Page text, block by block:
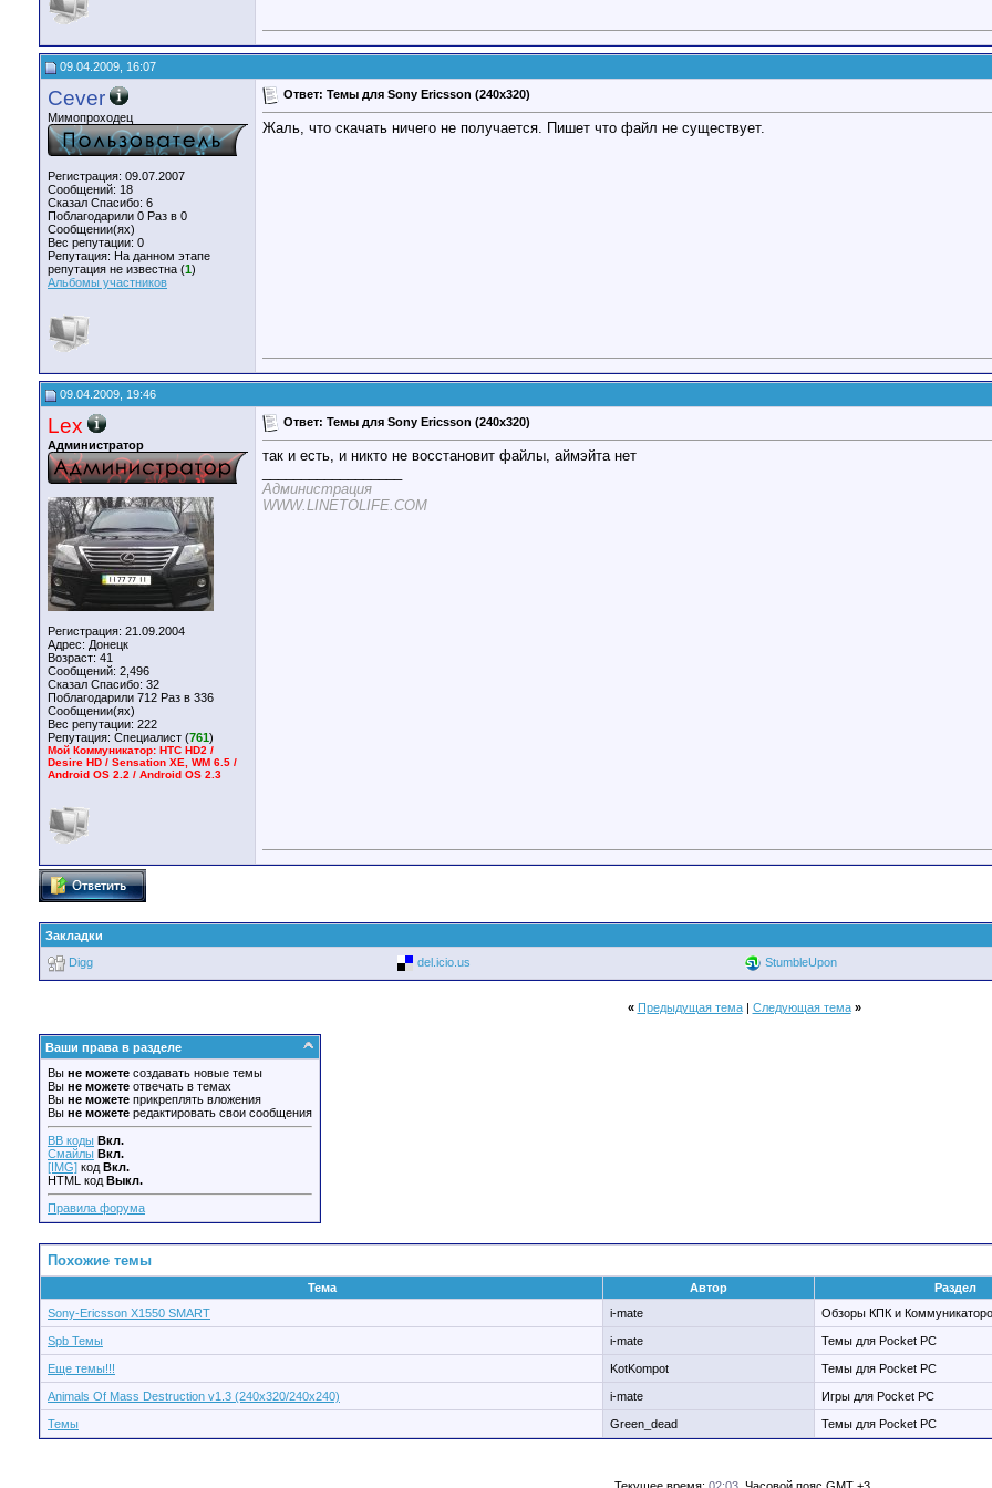
09.04.2009, 16:07
Cever
Мимопроходец
Регистрация: 09.07.2007
Сообщений: 18
Сказал Спасибо: 6
Поблагодарили 0 Раз в 0
Сообщении(ях)
Вес репутации: 0
Репутация: На данном этапе
репутация не известна (1)
Альбомы участников
Ответ: Темы для Sony Ericsson (240x320)
Жаль, что скачать ничего не получается. Пишет что файл не существует.
09.04.2009, 19:46
Lex
Администратор
Регистрация: 21.09.2004
Адрес: Донецк
Возраст: 41
Сообщений: 2,496
Сказал Спасибо: 32
Поблагодарили 712 Раз в 336
Сообщении(ях)
Вес репутации: 222
Репутация: Специалист (761)
Мой Коммуникатор: HTC HD2 /
Desire HD / Sensation XE, WM 6.5 /
Android OS 2.2 / Android OS 2.3
Ответ: Темы для Sony Ericsson (240x320)
так и есть, и никто не восстановит файлы, аймэйта нет
Администрация
WWW.LINETOLIFE.COM
Закладки
Digg
del.icio.us StumbleUpon
« Предыдущая тема| Следующая тема »
Ваши права в разделе
Вы не можете создавать новые темы
Вы не можете отвечать в темах
Вы не можете прикреплять вложения
Вы не можете редактировать свои сообщения
BB коды Вкл.
Смайлы Вкл.
[IMG] код Вкл.
HTML код Выкл.
Правила форума
Похожие темы
Тема Автор
Раздел
Sony-Ericsson X1550 SMART
i-mate Обзоры КПК и
Spb Темы i-mate Темы для Pocket PC
Еще темы!!! KotKompot Темы для Pocket PC
Animals Of Mass Destruction v1.3 (240x320/240x240) i-mate Игры для Pocket PC
Темы Green_dead Темы для Pocket PC